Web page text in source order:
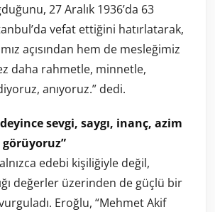
27 Aralık 1936’da 63
vefat ettiğini hatırlatarak,
açısından hem de mesleğimiz
daha rahmetle, minnetle,
anıyoruz.” dedi.
sevgi, saygı, inanç, azim
edebi kişiliğiyle değil,
değerler üzerinden de güçlü bir
Eroğlu, “Mehmet Akif